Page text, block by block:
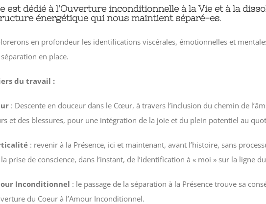
est dédié à l’Ouverture inconditionnelle à la Vie et à la
énergétique qui nous maintient séparé-es.
en profondeur les identifications viscérales, émotionnelles et
en place.
du travail :
: Descente en douceur dans le Cœur, à travers l’inclusion du chemin de
et des blessures, pour une intégration de la joie et du plein potentiel au
: revenir à la Présence, ici et maintenant, avant l’histoire, sans
prise de conscience, dans l’instant, de l’identification à « moi » sur la ligne
Inconditionnel : le passage de la séparation à la Présence trouve sa
du Coeur à l’Amour Inconditionnel.